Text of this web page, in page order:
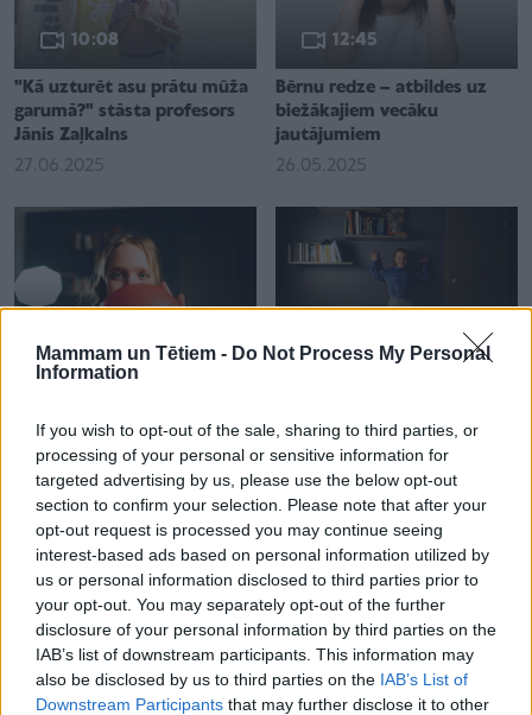
Mammam un Tētiem - Do Not Process My Personal
Information
If you wish to opt-out of the sale, sharing to third parties, or
processing of your personal or sensitive information for
targeted advertising by us, please use the below opt-out
section to confirm your selection. Please note that after your
opt-out request is processed you may continue seeing
interest-based ads based on personal information utilized by
us or personal information disclosed to third parties prior to
your opt-out. You may separately opt-out of the further
disclosure of your personal information by third parties on the
IAB’s list of downstream participants. This information may
also be disclosed by us to third parties on the IAB’s List of
Downstream Participants that may further disclose it to other
10:08
"Kā uzturēt asu prātu mūža
garumā?" stāsta profesors
Jānis Zaļkalns
27.06.2025
12:45
Bērnu redze – atbildes uz
biežākajiem vecāku
jautājumiem
26.05.2025
mazināšanai un atklepošanai
pēc slimošanas
12.03.2025
uzlabošanai
Vairāk video no "Skaistums un veselība"
Tēta un mammas lomas